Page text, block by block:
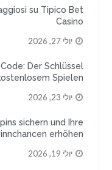
su Tipico Bet
Casino
יולי 27, 2026
Der Schlüssel
Spielen
יולי 23, 2026
sichern und Ihre
erhöhen
יולי 19, 2026